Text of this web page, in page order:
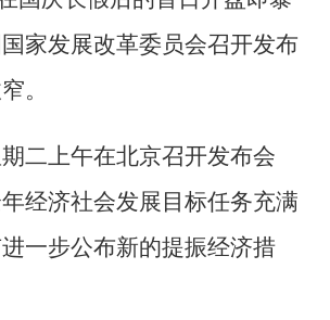
家发展改革委员会召开发布
。
二上午在北京召开发布会
经济社会发展目标任务充满
一步公布新的提振经济措